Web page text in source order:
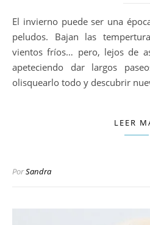
El invierno puede ser una época desafiante para nuestros
peludos. Bajan las
vientos fríos… pero, lejos de
apeteciendo dar largos
olisquearlo todo y descubrir
LEER
PorSandra